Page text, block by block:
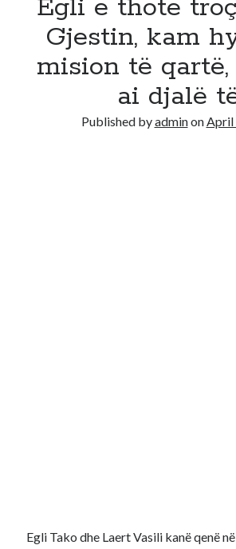
Egli e thote
Gjestin, kam
mision të qartë,
ai djalë
Published byadminonApril
Egli Tako dhe Laert Vasili kanë qenë